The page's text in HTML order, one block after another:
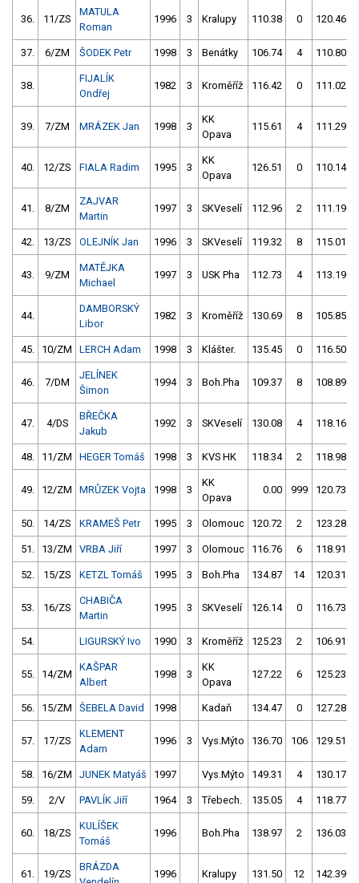
36. 11/ZS
MATULA
Roman
1996 3 Kralupy 110.38 0 120.46
37. 6/ZM ŠODEK Petr 1998 3 Benátky 106.74 4 110.80
38.
FIJALÍK
Ondřej
1982 3 Kroměříž 116.42 0 111.02
39. 7/ZM MRÁZEK Jan 1998 3
KK
Opava
115.61 4 111.29
40. 12/ZS FIALA Radim 1995 3
KK
Opava
126.51 0 110.14
41. 8/ZM
ZAJVAR
Martin
1997 3 SKVeselí 112.96 2 111.19
42. 13/ZS OLEJNÍK Jan 1996 3 SKVeselí 119.32 8 115.01
43. 9/ZM
MATĚJKA
Michael
1997 3 USK Pha 112.73 4 113.19
44.
DAMBORSKÝ
Libor
1982 3 Kroměříž 130.69 8 105.85
45. 10/ZM LERCH Adam 1998 3 Klášter. 135.45 0 116.50
46. 7/DM
JELÍNEK
Šimon
1994 3 Boh.Pha 109.37 8 108.89
47. 4/DS
BŘEČKA
Jakub
1992 3 SKVeselí 130.08 4 118.16
48. 11/ZM HEGER Tomáš 1998 3 KVS HK 118.34 2 118.98
49. 12/ZM MRŮZEK Vojta 1998 3
KK
Opava
0.00 999 120.73
50. 14/ZS KRAMEŠ Petr 1995 3 Olomouc 120.72 2 123.28
51. 13/ZM VRBA Jiří 1997 3 Olomouc 116.76 6 118.91
52. 15/ZS KETZL Tomáš 1995 3 Boh.Pha 134.87 14 120.31
53. 16/ZS
CHABIČA
Martin
1995 3 SKVeselí 126.14 0 116.73
54. LIGURSKÝ Ivo 1990 3 Kroměříž 125.23 2 106.91
55. 14/ZM
KAŠPAR
Albert
1998 3
KK
Opava
127.22 6 125.23
56. 15/ZM ŠEBELA David 1998 Kadaň 134.47 0 127.28
57. 17/ZS
KLEMENT
Adam
1996 3 Vys.Mýto 136.70 106 129.51
58. 16/ZM JUNEK Matyáš 1997 Vys.Mýto 149.31 4 130.17
59. 2/V PAVLÍK Jiří 1964 3 Třebech. 135.05 4 118.77
60. 18/ZS
KULÍŠEK
Tomáš
1996 Boh.Pha 138.97 2 136.03
61. 19/ZS
BRÁZDA
1996 Kralupy 131.50 12 142.39